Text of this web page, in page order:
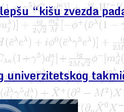
“kišu zvezda